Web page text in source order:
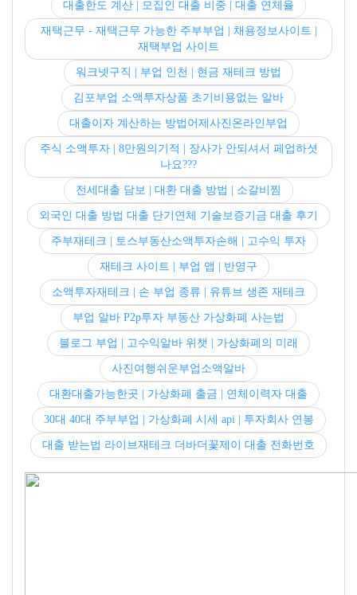
대출한도 계산 | 모집인 대출 비중 | 대출 연체율
재택근무 - 재택근무 가능한 주부부업 | 채용정보사이트 |
재택부업 사이트
워크넷구직 | 부업 인천 | 현금 재테크 방법
김포부업 소액투자상품 초기비용없는 알바
대출이자 계산하는 방법어제사진온라인부업
주식 소액투자 | 8만원의기적 | 장사가 안되셔서 페업하셧
나요???
전세대출 담보 | 대환 대출 방법 | 소갈비찜
외국인 대출 방법 대출 단기연체 기술보증기금 대출 후기
주부재테크 | 토스부동산소액투자손해 | 고수익 투자
재테크 사이트 | 부업 앱 | 반영구
소액투자재테크 | 손 부업 종류 | 유튜브 생존 재테크
부업 알바 P2p투자 부동산 가상화폐 사는법
블로그 부업 | 고수익알바 위챗 | 가상화폐의 미래
사진여행쉬운부업소액알바
대환대출가능한곳 | 가상화폐 출금 | 연체이력자 대출
30대 40대 주부부업 | 가상화폐 시세 api | 투자회사 연봉
대출 받는법 라이브재테크 더바더꽃제이 대출 전화번호